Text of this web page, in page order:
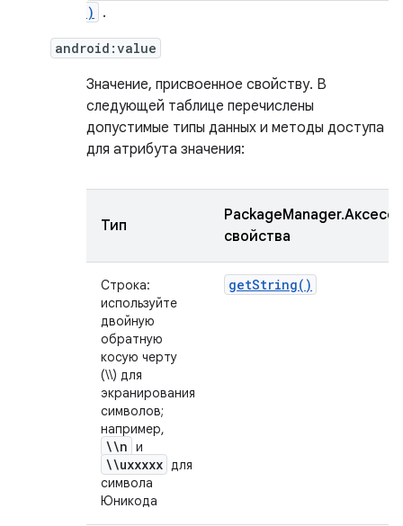
)
.
android:value
Значение, присвоенное свойству. В
следующей таблице перечислены
допустимые типы данных и методы доступа
для атрибута значения:
Тип
свойства
Строка:
используйте
двойную
обратную
косую черту
(\\) для
экранирования
символов;
например,
\\n и
\\uxxxxx для
символа
Юникода
getString( )